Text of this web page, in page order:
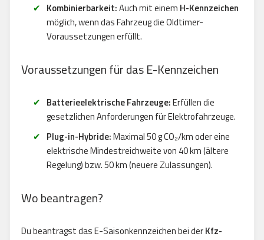
Kombinierbarkeit:Auch mit einem H-Kennzeichen
möglich, wenn das Fahrzeug die Oldtimer-
Voraussetzungen erfüllt.
Voraussetzungen für das E-Kennzeichen
Batterieelektrische Fahrzeuge:Erfüllen die
gesetzlichen Anforderungen für Elektrofahrzeuge.
Plug-in-Hybride:Maximal 50 g CO₂/km oder eine
elektrische Mindestreichweite von 40 km (ältere
Regelung) bzw. 50 km (neuere Zulassungen).
Wo beantragen?
Du beantragst das E-Saisonkennzeichen bei derKfz-